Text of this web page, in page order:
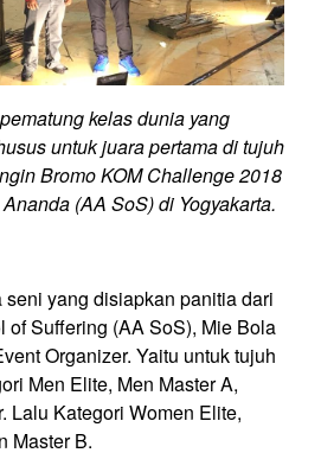
kelas dunia yang
untuk juara pertama di tujuh
Bromo KOM Challenge 2018
(AA SoS) di Yogyakarta.
yang disiapkan panitia dari
of Suffering (AA SoS), Mie Bola
Organizer. Yaitu untuk tujuh
Men Elite, Men Master A,
Lalu Kategori Women Elite,
Master B.